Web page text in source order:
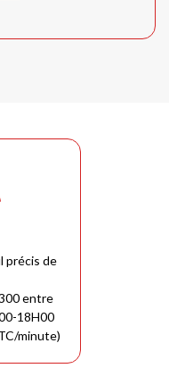
précis de
entre
18H00
minute)